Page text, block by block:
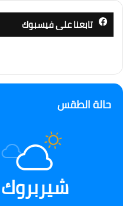
تابعنا على فيسبوك
حالة الطقس
شيربروك